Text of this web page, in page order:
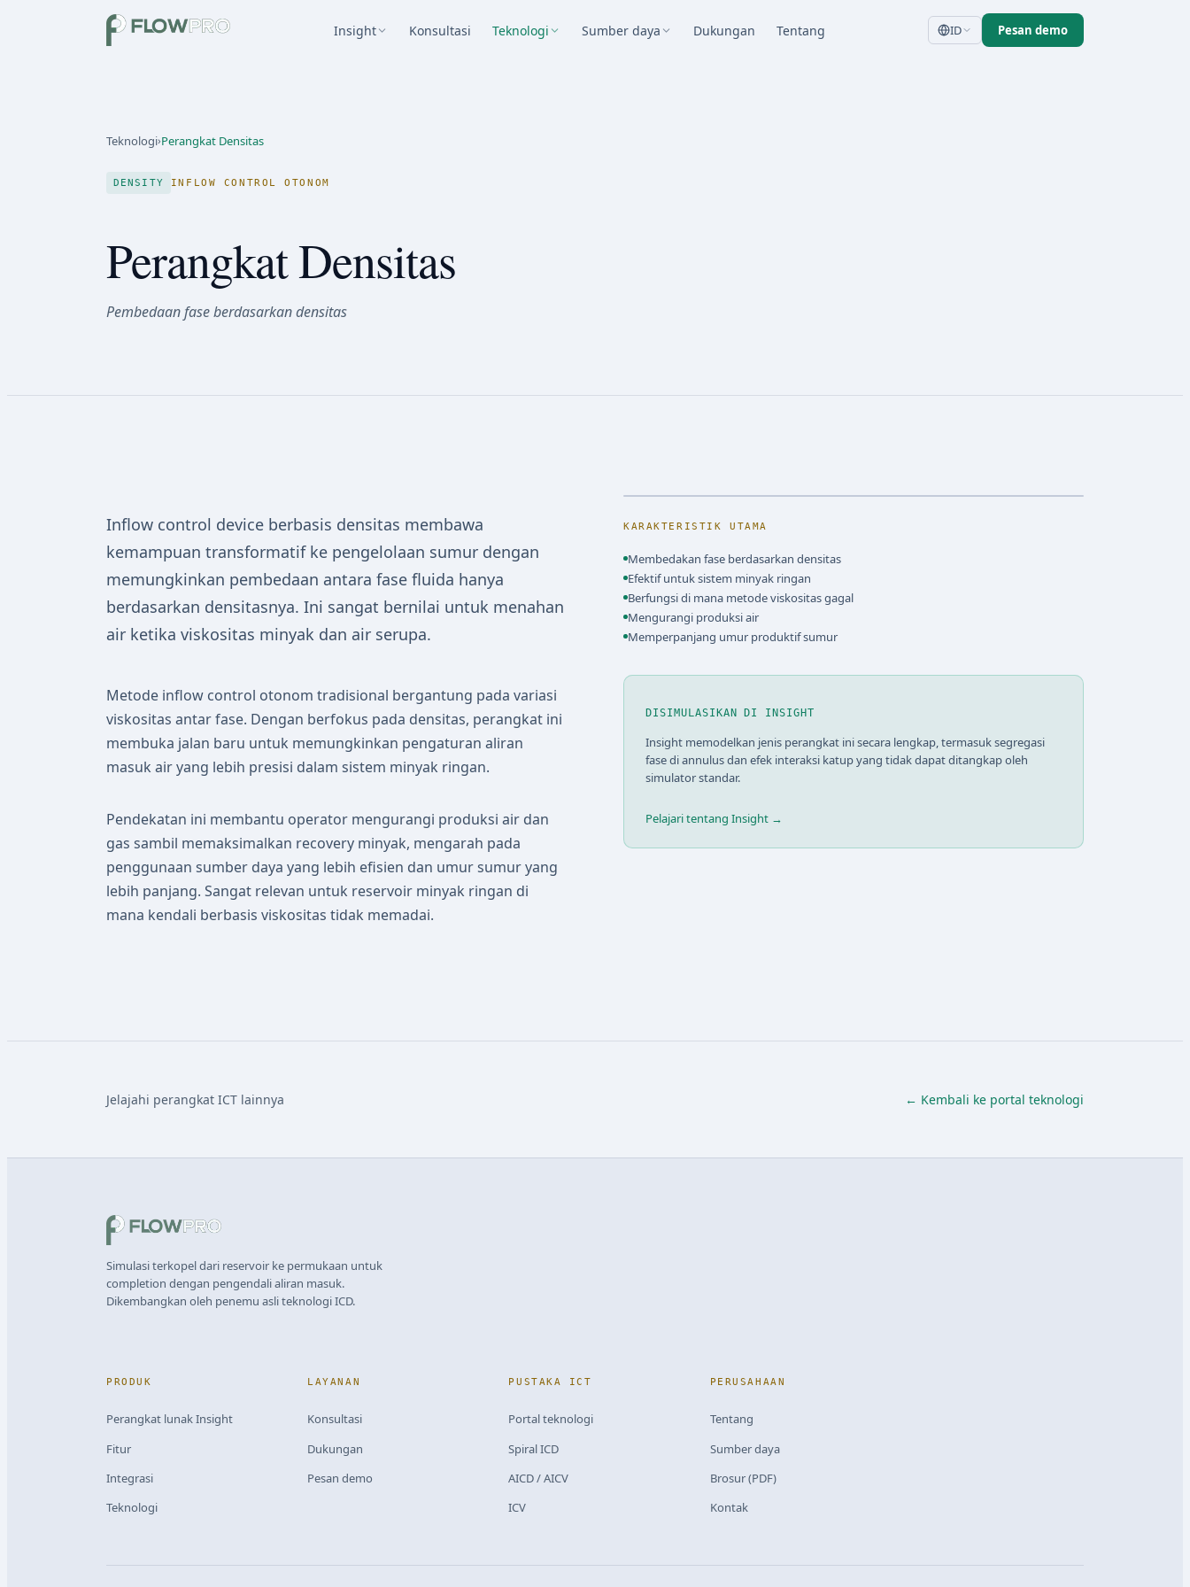
Insight Konsultasi Teknologi Sumber daya Dukungan Tentang ID Pesan demo
Teknologi›Perangkat Densitas
DENSITY INFLOW CONTROL OTONOM
Perangkat Densitas
Pembedaan fase berdasarkan densitas
Inflow control device berbasis densitas membawa
kemampuan transformatif ke pengelolaan sumur dengan
memungkinkan pembedaan antara fase fluida hanya
berdasarkan densitasnya. Ini sangat bernilai untuk menahan
air ketika viskositas minyak dan air serupa.
Metode inflow control otonom tradisional bergantung pada variasi
viskositas antar fase. Dengan berfokus pada densitas, perangkat ini
membuka jalan baru untuk memungkinkan pengaturan aliran
masuk air yang lebih presisi dalam sistem minyak ringan.
Pendekatan ini membantu operator mengurangi produksi air dan
gas sambil memaksimalkan recovery minyak, mengarah pada
penggunaan sumber daya yang lebih efisien dan umur sumur yang
lebih panjang. Sangat relevan untuk reservoir minyak ringan di
mana kendali berbasis viskositas tidak memadai.
KARAKTERISTIK UTAMA
Membedakan fase berdasarkan densitas
Efektif untuk sistem minyak ringan
Berfungsi di mana metode viskositas gagal
Mengurangi produksi air
Memperpanjang umur produktif sumur
DISIMULASIKAN DI INSIGHT
Insight memodelkan jenis perangkat ini secara lengkap, termasuk segregasi
fase di annulus dan efek interaksi katup yang tidak dapat ditangkap oleh
simulator standar.
Pelajari tentang Insight →
Jelajahi perangkat ICT lainnya ← Kembali ke portal teknologi
Simulasi terkopel dari reservoir ke permukaan untuk
completion dengan pengendali aliran masuk.
Dikembangkan oleh penemu asli teknologi ICD.
PRODUK
Perangkat lunak Insight
Fitur
Integrasi
Teknologi
LAYANAN
Konsultasi
Dukungan
Pesan demo
PUSTAKA ICT
Portal teknologi
Spiral ICD
AICD / AICV
ICV
PERUSAHAAN
Tentang
Sumber daya
Brosur (PDF)
Kontak